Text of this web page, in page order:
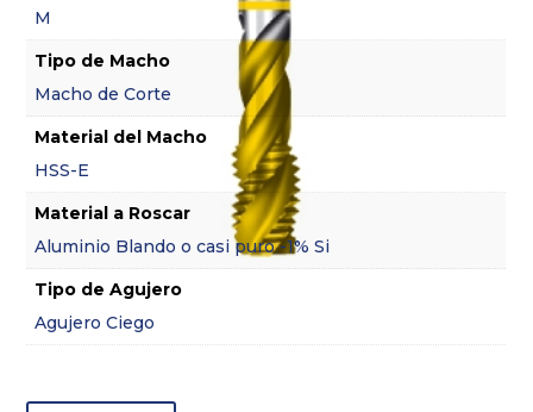
M
Tipo de Macho
Macho de Corte
Material del Macho
HSS-E
Material a Roscar
Aluminio Blando o casi puro -1% Si
Tipo de Agujero
Agujero Ciego